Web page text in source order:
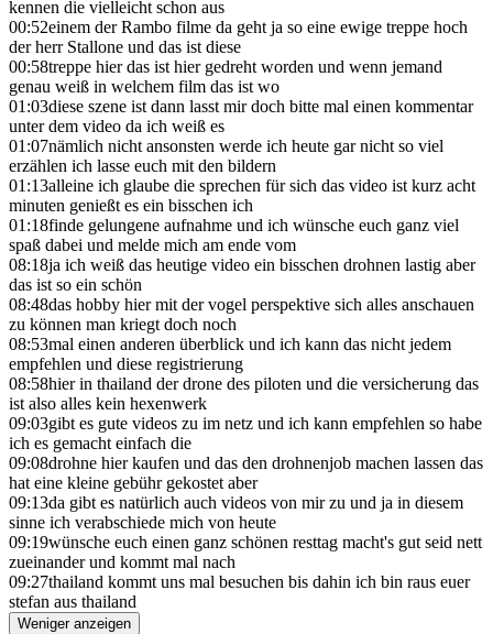
kennen die vielleicht schon aus
00:52einem der Rambo filme da geht ja so eine ewige treppe hoch
der herr Stallone und das ist diese
00:58treppe hier das ist hier gedreht worden und wenn jemand
genau weiß in welchem film das ist wo
01:03diese szene ist dann lasst mir doch bitte mal einen kommentar
unter dem video da ich weiß es
01:07nämlich nicht ansonsten werde ich heute gar nicht so viel
erzählen ich lasse euch mit den bildern
01:13alleine ich glaube die sprechen für sich das video ist kurz acht
minuten genießt es ein bisschen ich
01:18finde gelungene aufnahme und ich wünsche euch ganz viel
spaß dabei und melde mich am ende vom
08:18ja ich weiß das heutige video ein bisschen drohnen lastig aber
das ist so ein schön
08:48das hobby hier mit der vogel perspektive sich alles anschauen
zu können man kriegt doch noch
08:53mal einen anderen überblick und ich kann das nicht jedem
empfehlen und diese registrierung
08:58hier in thailand der drone des piloten und die versicherung das
ist also alles kein hexenwerk
09:03gibt es gute videos zu im netz und ich kann empfehlen so habe
ich es gemacht einfach die
09:08drohne hier kaufen und das den drohnenjob machen lassen das
hat eine kleine gebühr gekostet aber
09:13da gibt es natürlich auch videos von mir zu und ja in diesem
sinne ich verabschiede mich von heute
09:19wünsche euch einen ganz schönen resttag macht's gut seid nett
zueinander und kommt mal nach
09:27thailand kommt uns mal besuchen bis dahin ich bin raus euer
stefan aus thailand
Weniger anzeigen